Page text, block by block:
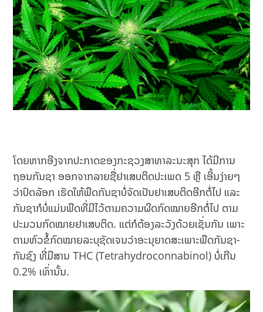
ໂດຍຫາກອີງຈາກປະກາດຂອງກະຊວງສາທາລະນະສຸກ ໄດ້ມີການ
ຖອນກັນຊາ ອອກຈາກລາຍຊື່ຢາເສບຕິດປະເພດ 5 ຫຼື ເອີ້ນງ່າຍໆ
ວ່າປົດລັອກ ເຮັດໃຫ້ພືດກັນຊາບໍ່ຈັດເປັນຢາເສບຕິດອີກຕໍ່ໄປ ແລະ
ກັນຊາກໍບໍ່ແມ່ນພືດທີ່ມີໄວ້ຕາມຄວາມຜິດກົດໝາຍອີກຕໍ່ໄປ ຕາມ
ປະມວນກົດໝາຍຢາເສບຕິດ. ແຕ່ກໍຕ້ອງລະວັງດ້ວຍເຊັ່ນກັນ ເພາະ
ຕາມຫົວຂໍ້ກົດໝາຍລະບຸຊັດເຈນວ່າອະນຸຍາດສະເພາະພືດກັນຊາ-
ກັນຊົງ ທີ່ມີສານ THC (Tetrahydroconnabinol) ບໍ່ເກີນ
0.2% ເທົ່ານັ້ນ.